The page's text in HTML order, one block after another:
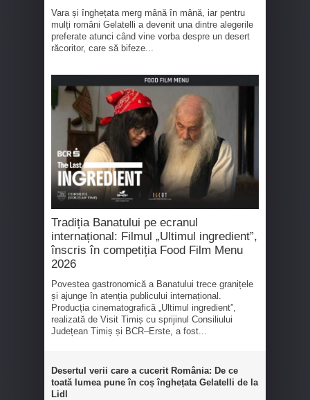
Vara și înghețata merg mână în mână, iar pentru
mulți români Gelatelli a devenit una dintre alegerile
preferate atunci când vine vorba despre un desert
răcoritor, care să bifeze...
Tradiția Banatului pe ecranul
internațional: Filmul „Ultimul ingredient”,
înscris în competiția Food Film Menu
2026
Povestea gastronomică a Banatului trece granițele
și ajunge în atenția publicului internațional.
Producția cinematografică „Ultimul ingredient”,
realizată de Visit Timiș cu sprijinul Consiliului
Județean Timiș și BCR–Erste, a fost...
Desertul verii care a cucerit România: De ce
toată lumea pune în coș înghețata Gelatelli de la
Lidl